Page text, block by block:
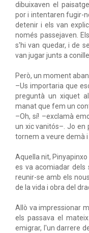
dibuixaven el
por i intentaren fugir-
detenir i els van
només passejaven.
s'hi van quedar, i de
van jugar junts a
Però, un moment
–Us importaria que
preguntà un xiquet
manat que fem un
–Oh, sí! –exclamà
un xic vanitós–. Jo en
tornem a veure demà i
Aquella nit,
es va acomiadar dels
reunir-se amb els
de la vida i obra del
Allò va impressionar
els passava el
emigrar, l'un darrere